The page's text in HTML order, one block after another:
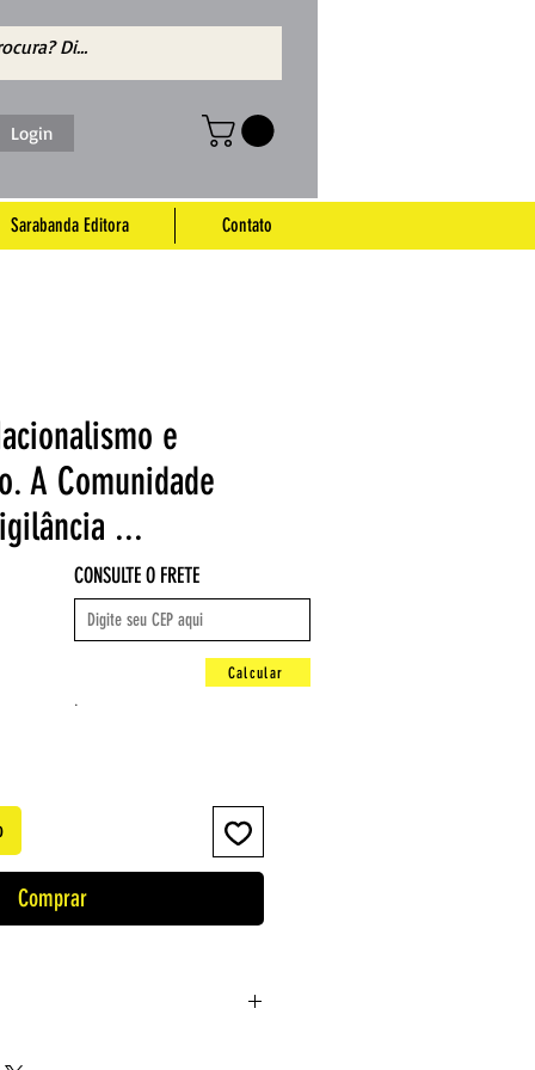
Login
Sarabanda Editora Contato
e
A Comunidade
...
Comprar
CONSULTE O FRETE
Calcular
.